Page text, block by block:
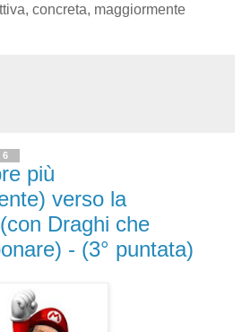
concreta, maggiormente
più
verso la
Draghi che
- (3° puntata)